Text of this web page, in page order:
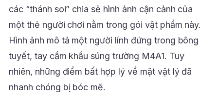
các “thánh soi” chia sẻ hình ảnh cận cảnh của
một thẻ người chơi nằm trong gói vật phẩm này.
Hình ảnh mô tả một người lính đứng trong bông
tuyết, tay cầm khẩu súng trường M4A1. Tuy
nhiên, những điểm bất hợp lý về mặt vật lý đã
nhanh chóng bị bóc mẽ.